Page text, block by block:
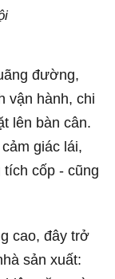
đường,
vận hành, chi
lên bàn cân.
giác lái,
cốp - cũng
cao, đây trở
sản xuất: